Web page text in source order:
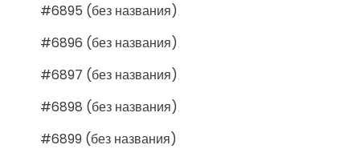
#6895 (без названия)
#6896 (без названия)
#6897 (без названия)
#6898 (без названия)
#6899 (без названия)